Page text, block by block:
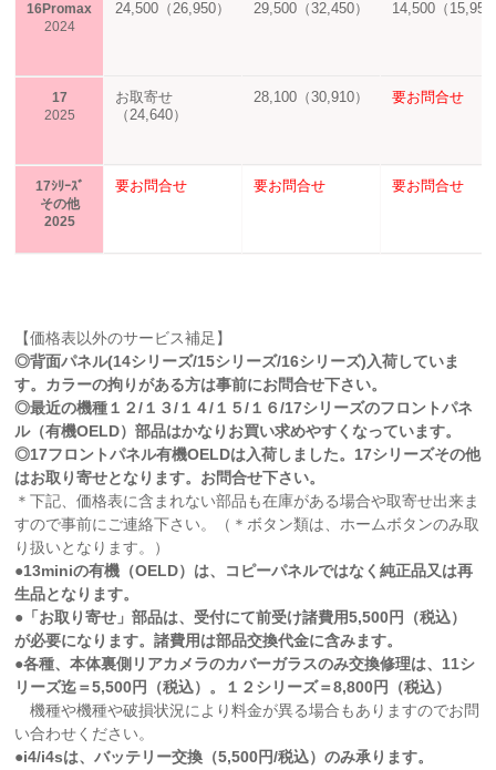
16Promax
2024
24,500（26,950） 29,500（32,450） 14,500（
17
2025
お取寄せ
（24,640）
28,100（30,910） 要お問合せ
17ｼﾘｰｽﾞ
その他
2025
要お問合せ 要お問合せ 要お問合せ
【価格表以外のサービス補足】
◎背面パネル(14シリーズ/15シリーズ/16シリーズ)入荷していま
す。カラーの拘りがある方は事前にお問合せ下さい。
◎最近の機種１２/１３/１４/１５/１６/17シリーズのフロントパネ
ル（有機OELD）部品はかなりお買い求めやすくなっています。
◎17フロントパネル有機OELDは入荷しました。17シリーズその他
はお取り寄せとなります。お問合せ下さい。
＊下記、価格表に含まれない部品も在庫がある場合や取寄せ出来ま
すので事前にご連絡下さい。（＊ボタン類は、ホームボタンのみ取
り扱いとなります。）
●13miniの有機（OELD）は、コピーパネルではなく純正品又は再
生品となります。
●「お取り寄せ」部品は、受付にて前受け諸費用5,500円（税込）
が必要になります。諸費用は部品交換代金に含みます。
●各種、本体裏側リアカメラのカバーガラスのみ交換修理は、11シ
リーズ迄＝5,500円（税込）。１２シリーズ＝8,800円（税込）
機種や機種や破損状況により料金が異る場合もありますのでお問
い合わせください。
●i4/i4sは、バッテリー交換（5,500円/税込）のみ承ります。